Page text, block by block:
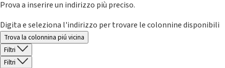
Prova a inserire un indirizzo più preciso.
Digita e seleziona l'indirizzo per trovare le colonnine disponibili
Trova la colonnina piú vicina
Filtri
Filtri